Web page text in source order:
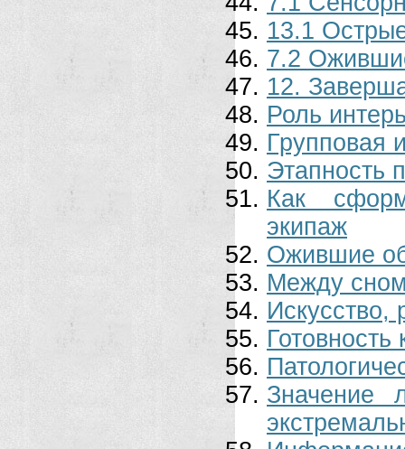
13.1
7.2
12.
Роль
Групповая
Этапность
Как
экипаж
Ожившие
Между
Готовность
Значение